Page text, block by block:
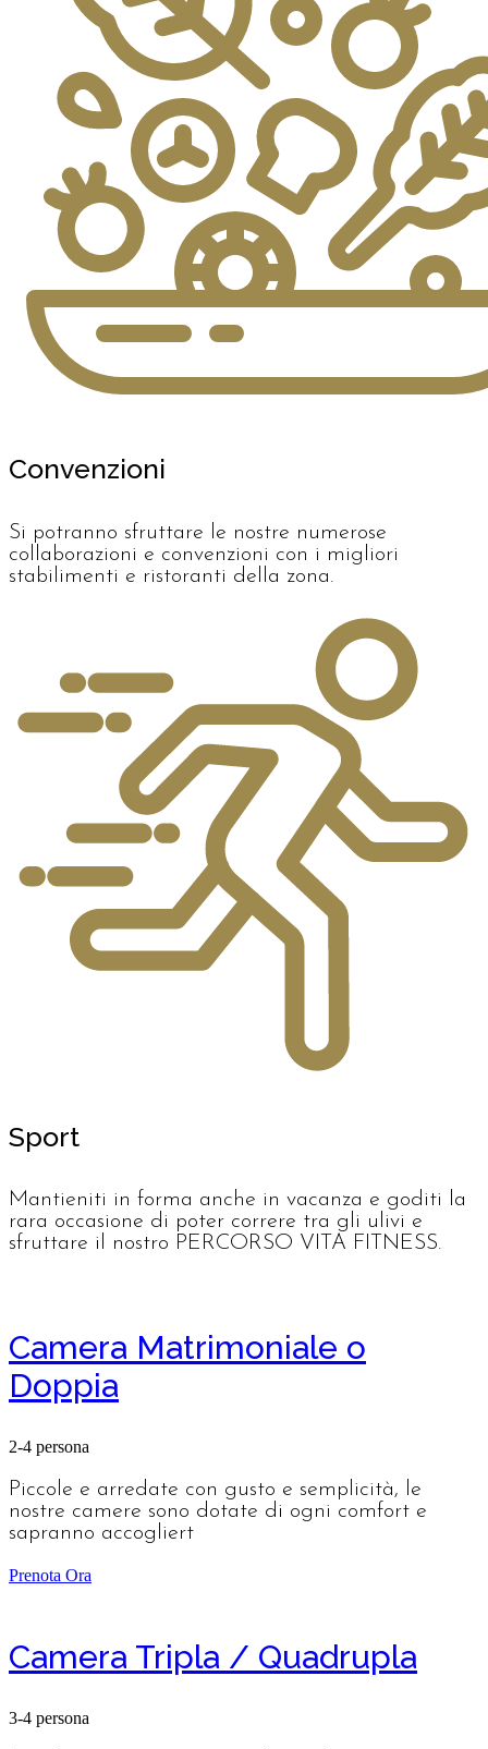
Convenzioni
Si potranno sfruttare le nostre numerose
collaborazioni e convenzioni con i migliori
stabilimenti e ristoranti della zona.
Sport
Mantieniti in forma anche in vacanza e goditi la
rara occasione di poter correre tra gli ulivi e
sfruttare il nostro PERCORSO VITA FITNESS.
Camera Matrimoniale o
Doppia
2-4 persona
Piccole e arredate con gusto e semplicità, le
nostre camere sono dotate di ogni comfort e
sapranno accogliert
Prenota Ora
Camera Tripla / Quadrupla
3-4 persona